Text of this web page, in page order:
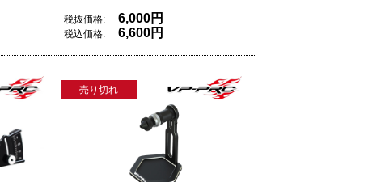
税抜価格: 6,000円
税込価格: 6,600円
売り切れ